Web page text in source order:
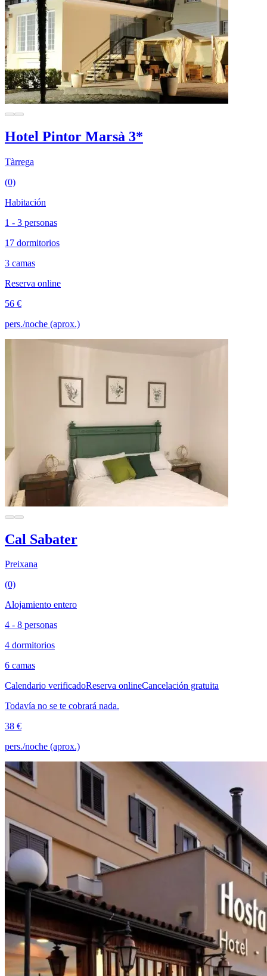
Hotel Pintor Marsà 3*
Tàrrega
(0)
Habitación
1 - 3 personas
17 dormitorios
3 camas
Reserva online
56 €
pers./noche (aprox.)
Cal Sabater
Preixana
(0)
Alojamiento entero
4 - 8 personas
4 dormitorios
6 camas
Calendario verificadoReserva onlineCancelación gratuita
Todavía no se te cobrará nada.
38 €
pers./noche (aprox.)